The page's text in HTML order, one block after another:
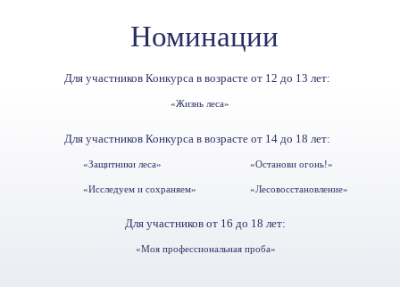
Номинации
Для участников Конкурса в возрасте от 12 до 13 лет:
«Жизнь леса»
Для участников Конкурса в возрасте от 14 до 18 лет:
«Защитники леса» «Останови огонь!»
«Исследуем и сохраняем» «Лесовосстановление»
Для участников от 16 до 18 лет:
«Моя профессиональная проба»